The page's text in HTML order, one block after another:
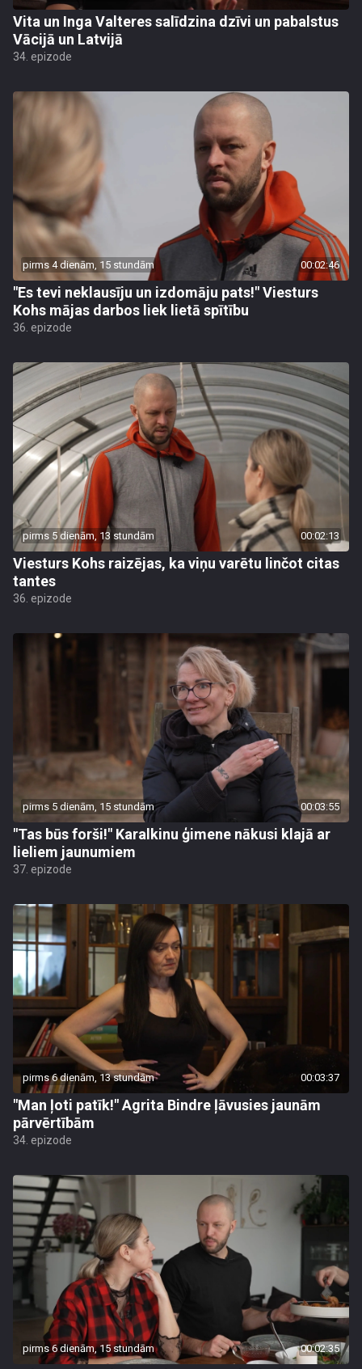
Vita un Inga Valteres salīdzina dzīvi un pabalstus
Vācijā un Latvijā
34. epizode
pirms 4 dienām, 15 stundām 00:02:46
"Es tevi neklausīju un izdomāju pats!" Viesturs
Kohs mājas darbos liek lietā spītību
36. epizode
pirms 5 dienām, 13 stundām 00:02:13
Viesturs Kohs raizējas, ka viņu varētu linčot citas
tantes
36. epizode
pirms 5 dienām, 15 stundām 00:03:55
"Tas būs forši!" Karalkinu ģimene nākusi klajā ar
lieliem jaunumiem
37. epizode
pirms 6 dienām, 13 stundām 00:03:37
"Man ļoti patīk!" Agrita Bindre ļāvusies jaunām
pārvērtībām
34. epizode
pirms 6 dienām, 15 stundām 00:02:35